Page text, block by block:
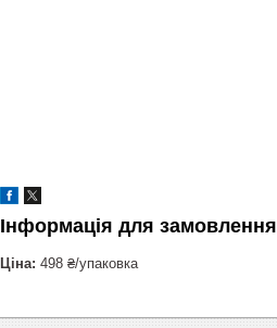
Інформація для замовлення
Ціна: 498 ₴/упаковка